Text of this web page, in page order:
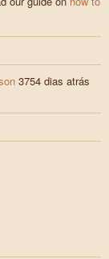
3754 dias atrás